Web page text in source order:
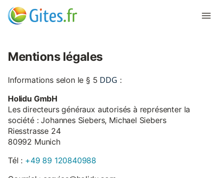
Mentions légales
Informations selon le § 5 DDG :
Holidu GmbH
Les directeurs généraux autorisés à représenter la
société : Johannes Siebers, Michael Siebers
Riesstrasse 24
80992 Munich
Tél : +49 89 120840988